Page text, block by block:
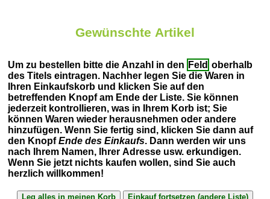
Gewünschte Artikel
Um zu bestellen bitte die Anzahl in den Feld oberhalb
des Titels eintragen. Nachher legen Sie die Waren in
Ihren Einkaufskorb und klicken Sie auf den
betreffenden Knopf am Ende der Liste. Sie können
jederzeit kontrollieren, was in Ihrem Korb ist; Sie
können Waren wieder herausnehmen oder andere
hinzufügen. Wenn Sie fertig sind, klicken Sie dann auf
den KnopfEnde des Einkaufs. Dann werden wir uns
nach Ihrem Namen, Ihrer Adresse usw. erkundigen.
Wenn Sie jetzt nichts kaufen wollen, sind Sie auch
herzlich willkommen!